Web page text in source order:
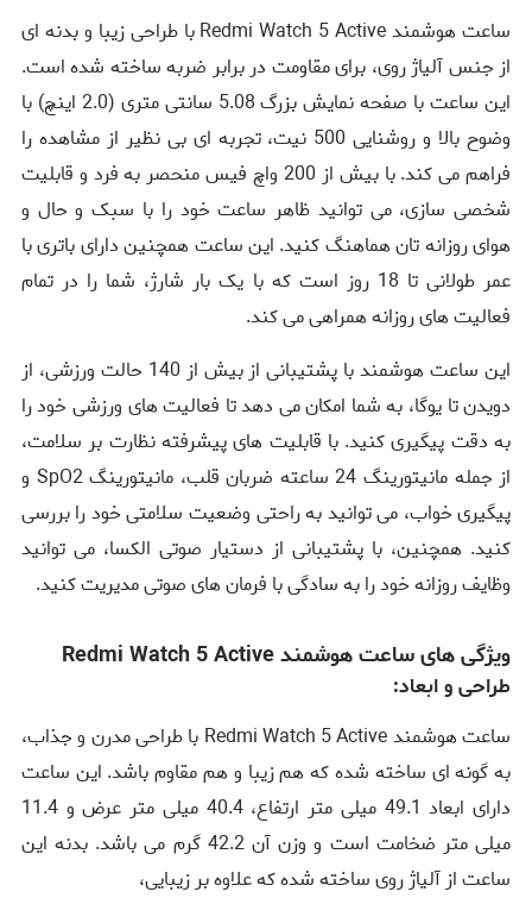
ساعت هوشمند Redmi Watch 5 Active با طراحی زیبا و بدنه‌ ای
از جنس آلیاژ روی، برای مقاومت در برابر ضربه ساخته شده است.
این ساعت با صفحه نمایش بزرگ 5.08 سانتی‌ متری (2.0 اینچ) با
وضوح بالا و روشنایی 500 نیت، تجربه ‌ای بی‌ نظیر از مشاهده را
فراهم می‌ کند. با بیش از 200 واچ‌ فیس منحصر به فرد و قابلیت
شخصی‌ سازی، می ‌توانید ظاهر ساعت خود را با سبک و حال و
هوای روزانه ‌تان هماهنگ کنید. این ساعت همچنین دارای باتری با
عمر طولانی تا 18 روز است که با یک بار شارژ، شما را در تمام
فعالیت‌ های روزانه همراهی می‌ کند.
این ساعت هوشمند با پشتیبانی از بیش از 140 حالت ورزشی، از
دویدن تا یوگا، به شما امکان می ‌دهد تا فعالیت‌ های ورزشی خود را
به دقت پیگیری کنید. با قابلیت ‌های پیشرفته نظارت بر سلامت،
از جمله مانیتورینگ 24 ساعته ضربان قلب، مانیتورینگ SpO2 و
پیگیری خواب، می‌ توانید به راحتی وضعیت سلامتی خود را بررسی
کنید. همچنین، با پشتیبانی از دستیار صوتی الکسا، می ‌توانید
وظایف روزانه خود را به سادگی با فرمان‌ های صوتی مدیریت کنید.
ویژگی های ساعت هوشمند Redmi Watch 5 Active
طراحی و ابعاد:
ساعت هوشمند Redmi Watch 5 Active با طراحی مدرن و جذاب،
به گونه ‌ای ساخته شده که هم زیبا و هم مقاوم باشد. این ساعت
دارای ابعاد 49.1 میلی ‌متر ارتفاع، 40.4 میلی‌ متر عرض و 11.4
میلی‌ متر ضخامت است و وزن آن 42.2 گرم می ‌باشد. بدنه این
ساعت از آلیاژ روی ساخته شده که علاوه بر زیبایی،